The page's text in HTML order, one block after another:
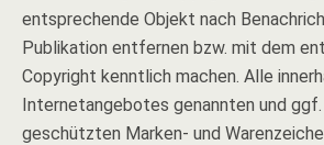
entsprechende Objekt nach
Publikation entfernen bzw. mit dem
Copyright kenntlich machen. Alle
Internetangebotes genannten und
geschützten Marken- und